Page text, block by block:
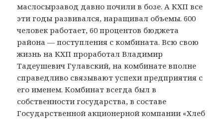
маслосырзавод давно почили в бозе. А КХП все
эти годы развивался, наращивал объемы. 600
человек работает, 60 процентов бюджета
района — поступления с комбината. Всю свою
жизнь на КХП проработал Владимир
Тадеушевич Гулавский, на комбинате вполне
справедливо связывают успехи предприятия с
его именем. Комбинат всегда был в
собственности государства, в составе
Государственной акционерной компании «Хлеб